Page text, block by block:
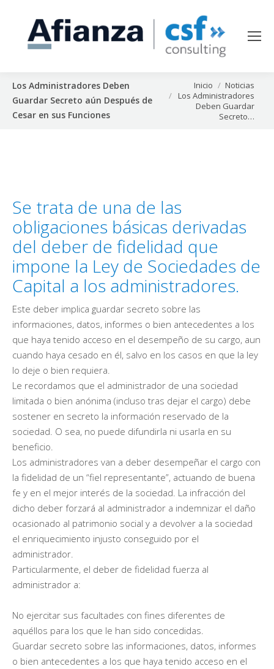
Los Administradores Deben
Guardar Secreto aún Después de
Cesar en sus Funciones
Estás aquí:Inicio
Noticias
Los Administradores
Deben Guardar
Secreto…
Se trata de una de las
obligaciones básicas derivadas
del deber de fidelidad que
impone la Ley de Sociedades de
Capital a los administradores.
Este deber implica guardar secreto sobre las
informaciones, datos, informes o bien antecedentes a los
que haya tenido acceso en el desempeño de su cargo, aun
cuando haya cesado en él, salvo en los casos en que la ley
lo deje o bien requiera.
Le recordamos que el administrador de una sociedad
limitada o bien anónima (incluso tras dejar el cargo) debe
sostener en secreto la información reservado de la
sociedad. O sea, no puede difundirla ni usarla en su
beneficio.
Los administradores van a deber desempeñar el cargo con
la fidelidad de un “fiel representante”, actuando de buena
fe y en el mejor interés de la sociedad. La infracción del
dicho deber forzará al administrador a indemnizar el daño
ocasionado al patrimonio social y a devolver a la sociedad
el enriquecimiento injusto conseguido por el
administrador.
Particularmente, el deber de fidelidad fuerza al
administrador a:
No ejercitar sus facultades con fines diferentes de
aquéllos para los que le han sido concedidas.
Guardar secreto sobre las informaciones, datos, informes
o bien antecedentes a los que haya tenido acceso en el